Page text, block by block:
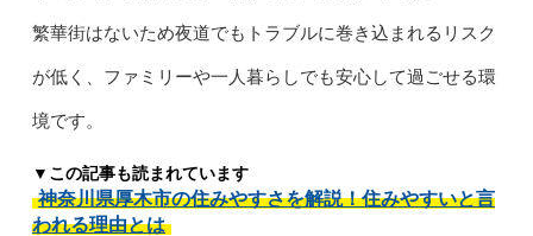
繁華街はないため夜道でもトラブルに巻き込まれるリスク
が低く、ファミリーや一人暮らしでも安心して過ごせる環
境です。
▼この記事も読まれています
神奈川県厚木市の住みやすさを解説！住みやすいと言
われる理由とは